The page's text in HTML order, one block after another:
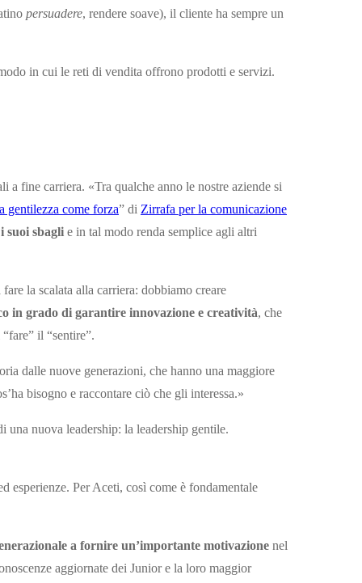
persuadere, rendere soave), il cliente ha sempre un
in cui le reti di vendita offrono prodotti e servizi.
fine carriera. «Tra qualche anno le nostre aziende si
gentilezza come forza” di Zirrafa per la comunicazione
suoi sbagli e in tal modo renda semplice agli altri
la scalata alla carriera: dobbiamo creare
in grado di garantire innovazione e creatività, che
il “sentire”.
dalle nuove generazioni, che hanno una maggiore
bisogno e raccontare ciò che gli interessa.»
una nuova leadership: la leadership gentile.
esperienze. Per Aceti, così come è fondamentale
a fornire un’importante motivazione nel
aggiornate dei Junior e la loro maggior